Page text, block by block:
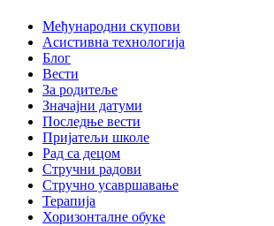
Међународни скупови
Асистивна технологија
Блог
Вести
За родитеље
Значајни датуми
Последње вести
Пријатељи школе
Рад са децом
Стручни радови
Стручно усавршавање
Терапија
Хоризонталне обуке